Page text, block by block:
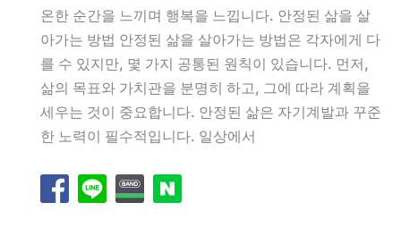
온한 순간을 느끼며 행복을 느낍니다. 안정된 삶을 살
아가는 방법 안정된 삶을 살아가는 방법은 각자에게 다
를 수 있지만, 몇 가지 공통된 원칙이 있습니다. 먼저,
삶의 목표와 가치관을 분명히 하고, 그에 따라 계획을
세우는 것이 중요합니다. 안정된 삶은 자기계발과 꾸준
한 노력이 필수적입니다. 일상에서